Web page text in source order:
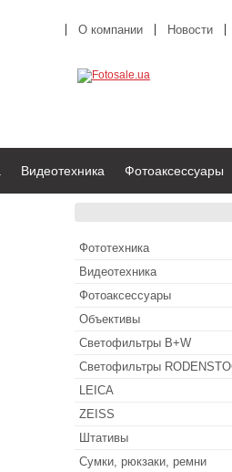
О компании Новости
Видеотехника Фотоаксессуары
Фототехника
Видеотехника
Фотоаксессуары
Объективы
Светофильтры B+W
Светофильтры
LEICA
ZEISS
Штативы
Сумки, рюкзаки, ремни